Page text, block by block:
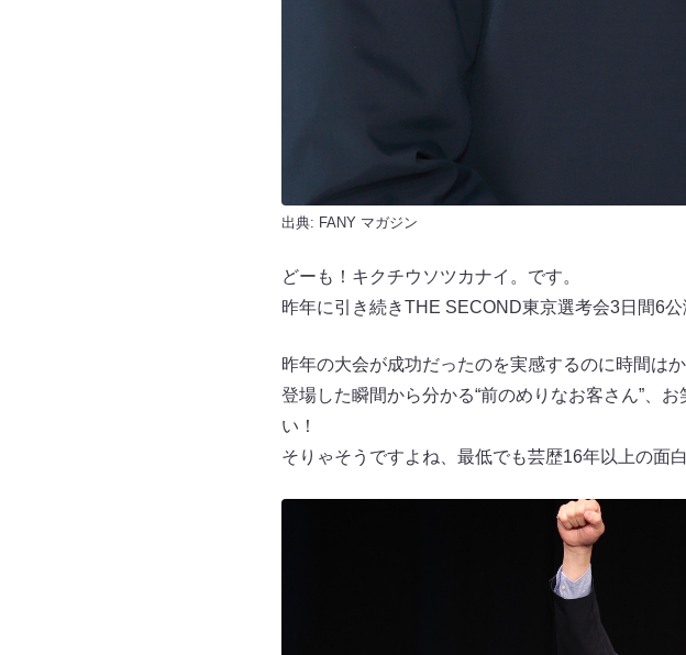
出典: FANY マガジン
どーも！キクチウソツカナイ。です。
昨年に引き続きTHE SECOND東京選考会3日間6
昨年の大会が成功だったのを実感するのに時間はか
登場した瞬間から分かる“前のめりなお客さん”、
い！
そりゃそうですよね、最低でも芸歴16年以上の面